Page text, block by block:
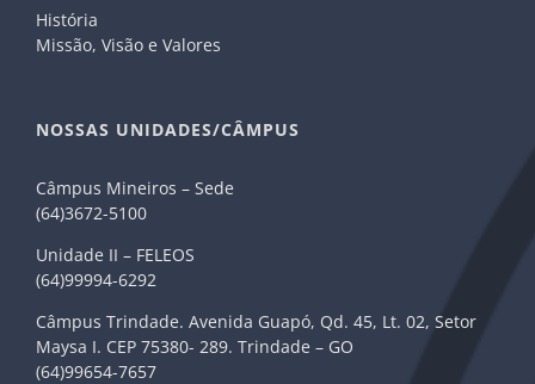
História
Missão, Visão e Valores
NOSSAS UNIDADES/CÂMPUS
Câmpus Mineiros – Sede
(64)3672-5100
Unidade II – FELEOS
(64)99994-6292
Câmpus Trindade. Avenida Guapó, Qd. 45, Lt. 02, Setor
Maysa I. CEP 75380- 289. Trindade – GO
(64)99654-7657